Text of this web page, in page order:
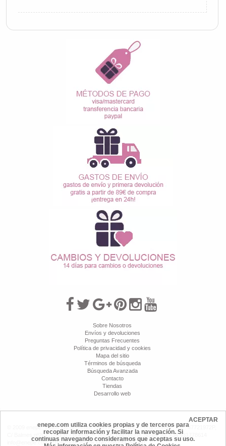
Sobre Nosotros
Envíos y devoluciones
Preguntas Frecuentes
Política de privacidad y cookies
Mapa del sitio
Términos de búsqueda
Búsqueda Avanzada
Contacto
Tiendas
Desarrollo web
© 2009 enepe. Todos los derechos reservados. Neus Peña Gómez, NIF: 47721972P,
C/ Balmes nº207, piso 1º - puerta 2ª, 08006, Barcelona, Spain, tel: +34 931778614
info@enepe.com (showroom enepe sólo con cita previa)
ACEPTAR
enepe.com utiliza cookies propias y de terceros para
recopilar información y facilitar la navegación. Si
continuas navegando consideramos que aceptas su uso.